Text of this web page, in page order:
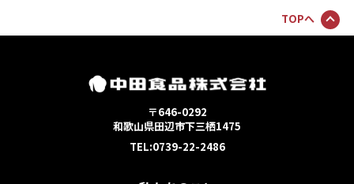
TOPへ
〒646-0292
和歌山県田辺市下三栖1475
TEL:0739-22-2486